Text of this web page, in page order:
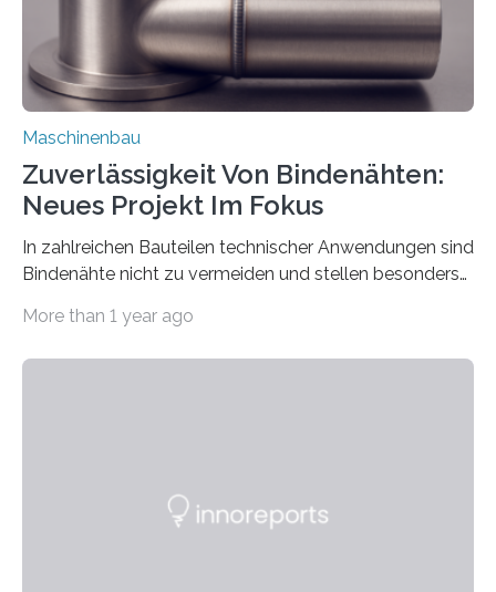
Maschinenbau
Zuverlässigkeit Von Bindenähten:
Neues Projekt Im Fokus
In zahlreichen Bauteilen technischer Anwendungen sind
Bindenähte nicht zu vermeiden und stellen besonders
Matrixmaterials eine große Herausforderung dar.
Durch den verstärkten Einsatz von Rezyklaten
More than 1 year ago